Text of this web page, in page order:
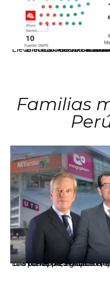
El JNE oficializó la distribución de escaños para la elección de
Familias
Los principales grupos empresariales del país mantienen una fuerte